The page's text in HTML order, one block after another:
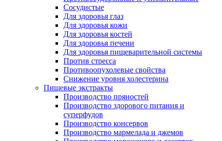
Сосудистые
Для здоровья глаз
Для здоровья кожи
Для здоровья костей
Для здоровья печени
Для здоровья пищеварительной системы
Против стресса
Противоопухолевые свойства
Снижение уровня холестерина
Пищевые экстракты
Производство пряностей
Производство здорового питания и
суперфудов
Производство консервов
Производство мармелада и джемов